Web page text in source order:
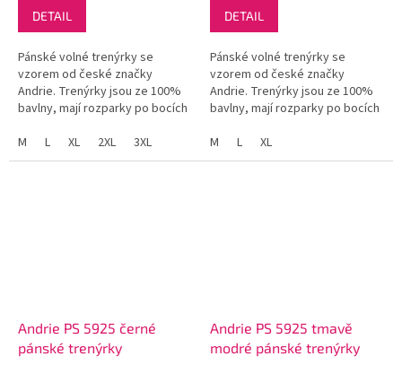
DETAIL
Pánské volné trenýrky se
vzorem od české značky
Andrie. Trenýrky jsou ze 100%
bavlny, mají rozparky po bocích
knoflíky.
M L XL 2XL 3XL
DETAIL
Pánské volné trenýrky se
vzorem od české značky
Andrie. Trenýrky jsou ze 100%
bavlny, mají rozparky po bocích
knoflíky.
M L XL
Andrie PS 5925 černé
pánské trenýrky
Andrie PS 5925 tmavě
modré pánské trenýrky